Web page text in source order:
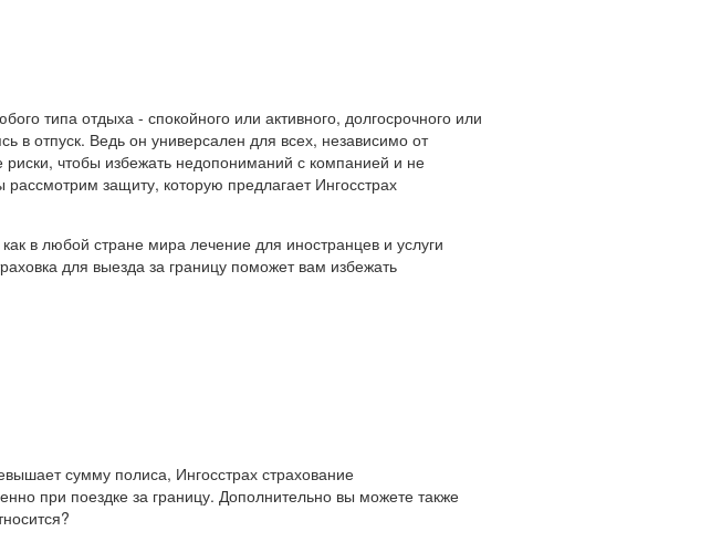
типа отдыха - спокойного или активного, долгосрочного или
в отпуск. Ведь он универсален для всех, независимо от
чтобы избежать недопониманий с компанией и не
защиту, которую предлагает Ингосстрах
в любой стране мира лечение для иностранцев и услуги
для выезда за границу поможет вам избежать
сумму полиса, Ингосстрах страхование
при поездке за границу. Дополнительно вы можете также